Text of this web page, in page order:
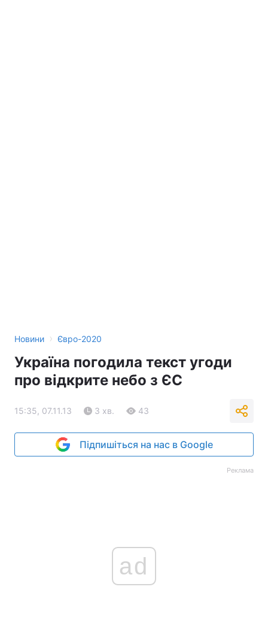
Новини › Євро-2020
Україна погодила текст угоди
про відкрите небо з ЄС
15:35, 07.11.13 3 хв. 43
Підпишіться на нас в Google
Реклама
ad